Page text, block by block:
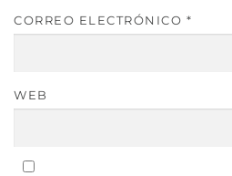
CORREO ELECTRÓNICO *
WEB